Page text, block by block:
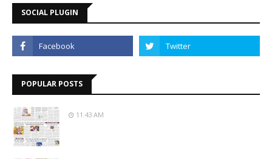
SOCIAL PLUGIN
POPULAR POSTS
11:43 AM